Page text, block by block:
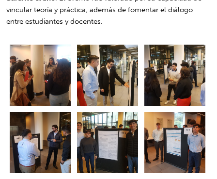
vincular teoría y práctica, además de fomentar el diálogo
entre estudiantes y docentes.